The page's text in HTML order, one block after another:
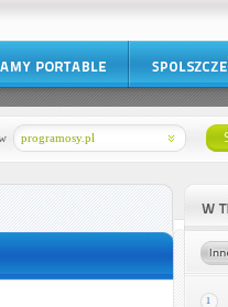
programosy.pl
1